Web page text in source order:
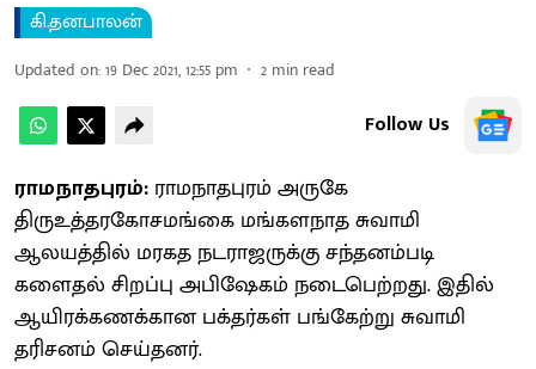
கி.தனபாலன்
Updated on:19 Dec 2021, 12:55 pm 2 min read
Follow Us
ராமநாதபுரம்: ராமநாதபுரம் அருகே
திருஉத்தரகோசமங்கை மங்களநாத சுவாமி
ஆலயத்தில் மரகத நடராஜருக்கு சந்தனம்படி
களைதல் சிறப்பு அபிஷேகம் நடைபெற்றது. இதில்
ஆயிரக்கணக்கான பக்தர்கள் பங்கேற்று சுவாமி
தரிசனம் செய்தனர்.